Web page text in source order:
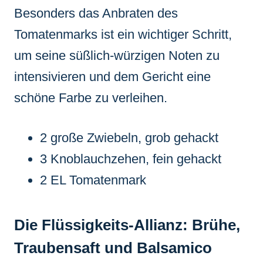
Besonders das Anbraten des
Tomatenmarks ist ein wichtiger Schritt,
um seine süßlich-würzigen Noten zu
intensivieren und dem Gericht eine
schöne Farbe zu verleihen.
2 große Zwiebeln, grob gehackt
3 Knoblauchzehen, fein gehackt
2 EL Tomatenmark
Die Flüssigkeits-Allianz: Brühe,
Traubensaft und Balsamico